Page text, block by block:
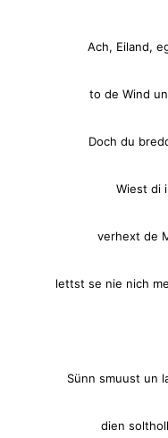
Ach, Eiland,
to de Wind
Doch du
Wiest di
verhext de
lettst se nie nich
Sünn smuust un
dien